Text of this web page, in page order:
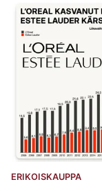
ERIKOISKAUPPA